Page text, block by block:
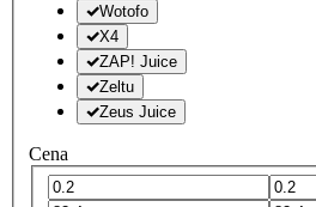
Wotofo
X4
ZAP! Juice
Zeltu
Zeus Juice
Cena